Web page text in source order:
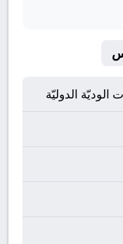
الوديّة الدوليّة